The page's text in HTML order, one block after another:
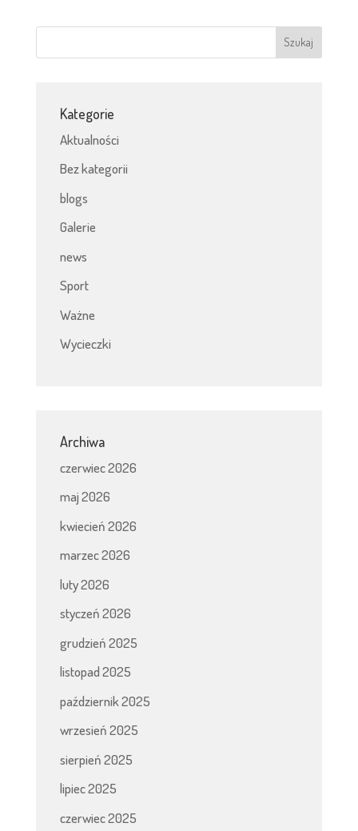
Kategorie
Aktualności
Bez kategorii
blogs
Galerie
news
Sport
Ważne
Wycieczki
Archiwa
czerwiec 2026
maj 2026
kwiecień 2026
marzec 2026
luty 2026
styczeń 2026
grudzień 2025
listopad 2025
październik 2025
wrzesień 2025
sierpień 2025
lipiec 2025
czerwiec 2025